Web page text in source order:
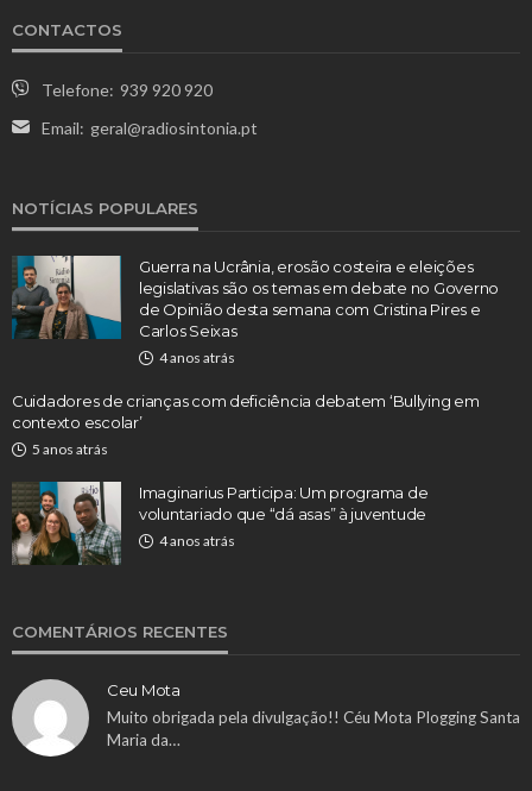
CONTACTOS
Telefone: 939 920 920
Email: geral@radiosintonia.pt
NOTÍCIAS POPULARES
Guerra na Ucrânia, erosão costeira e eleições
legislativas são os temas em debate no Governo
de Opinião desta semana com Cristina Pires e
Carlos Seixas
4 anos atrás
Cuidadores de crianças com deficiência debatem ‘Bullying em
contexto escolar’
5 anos atrás
Imaginarius Participa: Um programa de
voluntariado que “dá asas” à juventude
4 anos atrás
COMENTÁRIOS RECENTES
Ceu Mota
Muito obrigada pela divulgação!! Céu Mota Plogging Santa
Maria da…